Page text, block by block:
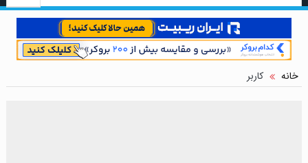
خانه کاربر